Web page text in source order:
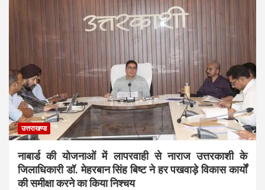
उत्तराखण्ड
नाबार्ड की योजनाओं में लापरवाही से नाराज उत्तरकाशी के
जिलाधिकारी डॉ. मेहरबान सिंह बिष्ट ने हर पखवाड़े विकास कार्यों
की समीक्षा करने का किया निश्चय